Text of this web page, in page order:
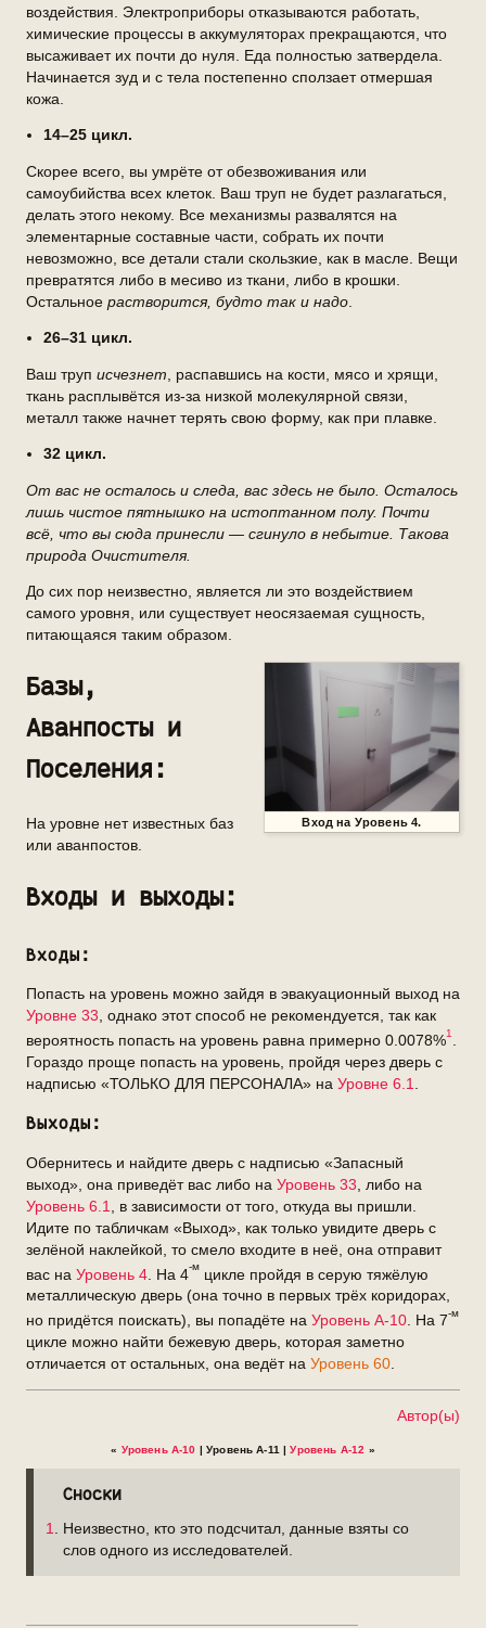
воздействия. Электроприборы отказываются работать,
химические процессы в аккумуляторах прекращаются, что
высаживает их почти до нуля. Еда полностью затвердела.
Начинается зуд и с тела постепенно сползает отмершая
кожа.
14–25 цикл.
Скорее всего, вы умрёте от обезвоживания или
самоубийства всех клеток. Ваш труп не будет разлагаться,
делать этого некому. Все механизмы развалятся на
элементарные составные части, собрать их почти
невозможно, все детали стали скользкие, как в масле. Вещи
превратятся либо в месиво из ткани, либо в крошки.
Остальное растворится, будто так и надо
26–31 цикл.
Ваш труп исчезнет , распавшись на кости, мясо и хрящи,
ткань расплывётся из-за низкой молекулярной связи,
металл также начнет терять свою форму, как при плавке.
32 цикл.
От вас не осталось и следа, вас здесь не было. Осталось
лишь чистое пятнышко на истоптанном полу. Почти
всё, что вы сюда принесли — сгинуло в небытие. Такова
природа Очистителя.
До сих пор неизвестно, является ли это воздействием
самого уровня, или существует неосязаемая сущность,
питающаяся таким образом.
Вход на Уровень 4.
Базы,
Аванпосты и
Поселения:
На уровне нет известных баз
или аванпостов.
Входы и выходы:
Входы:
Попасть на уровень можно зайдя в эвакуационный выход на
Уровне 33, однако этот способ не рекомендуется, так как
вероятность попасть на уровень равна примерно 0.0078%1
Гораздо проще попасть на уровень, пройдя через дверь с
надписью «ТОЛЬКО ДЛЯ ПЕРСОНАЛА» на Уровне 6.1
Выходы:
Обернитесь и найдите дверь с надписью «Запасный
выход», она приведёт вас либо на Уровень 33 , либо на
Уровень 6.1
, в зависимости от того, откуда вы пришли.
Идите по табличкам «Выход», как только увидите дверь с
зелёной наклейкой, то смело входите в неё, она отправит
вас на Уровень 4 . На 4-м цикле пройдя в серую тяжёлую
металлическую дверь (она точно в первых трёх коридорах,
но придётся поискать), вы попадёте на Уровень А-10 . На 7-м
цикле можно найти бежевую дверь, которая заметно
отличается от остальных, она ведёт на Уровень 60
Автор(ы)
« Уровень A-10 | Уровень A-11 |Уровень A-12 »
Сноски
1
. Неизвестно, кто это подсчитал, данные взяты со
слов одного из исследователей.